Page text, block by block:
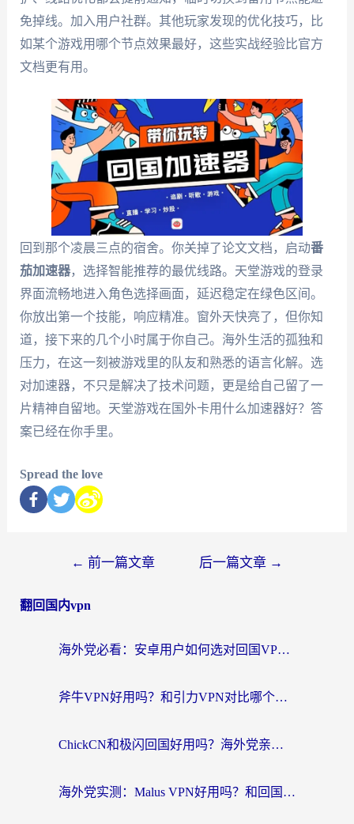
免掉线。加入用户社群。其他玩家发现的优化技巧，比
如某个游戏用哪个节点效果最好，这些实战经验比官方
文档更有用。
回到那个凌晨三点的宿舍。你关掉了论文文档，启动番
茄加速器，选择智能推荐的最优线路。天堂游戏的登录
界面流畅地进入角色选择画面，延迟稳定在绿色区间。
你放出第一个技能，响应精准。窗外天快亮了，但你知
道，接下来的几个小时属于你自己。海外生活的孤独和
压力，在这一刻被游戏里的队友和熟悉的语言化解。选
对加速器，不只是解决了技术问题，更是给自己留了一
片精神自留地。天堂游戏在国外卡用什么加速器好？答
案已经在你手里。
Spread the love
← 前一篇文章 后一篇文章 →
翻回国内vpn
海外党必看：安卓用户如何选对回国VPN？从踩坑到无缝访问的全攻略
斧牛VPN好用吗？和引力VPN对比哪个回国效果更好？海外党亲测3款加速器+避坑指南
ChickCN和极闪回国好用吗？海外党亲测3款加速器，教你选对不踩坑
海外党实测：Malus VPN好用吗？和回国VPN对比哪个回国效果更好？附真实体验与加速器推荐